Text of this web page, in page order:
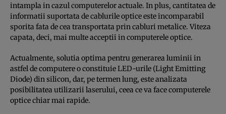
intampla in cazul computerelor actuale. In plus, cantitatea de
informatii suportata de cablurile optice este incomparabil
sporita fata de cea transportata prin cabluri metalice. Viteza
capata, deci, mai multe acceptii in computerele optice.
Actualmente, solutia optima pentru generarea luminii in
astfel de computere o constituie LED-urile (Light Emitting
Diode) din silicon, dar, pe termen lung, este analizata
posibilitatea utilizarii laserului, ceea ce va face computerele
optice chiar mai rapide.